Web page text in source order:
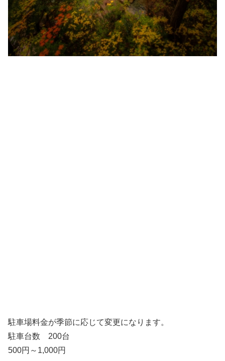
駐車場料金が季節に応じて変更になります。
駐車台数 200台
500円～1,000円